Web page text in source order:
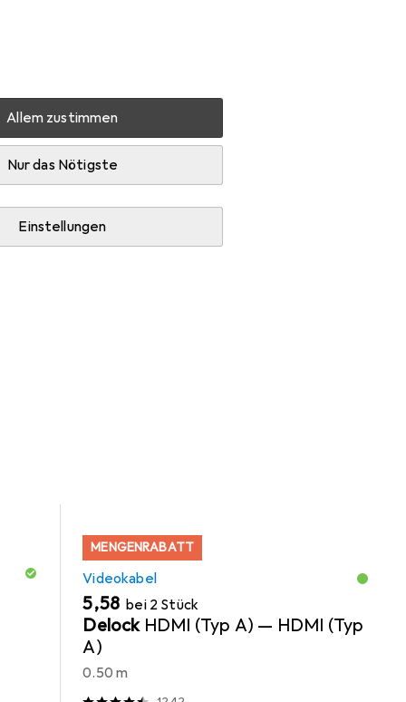
Allem zustimmen
Nur das Nötigste
Einstellungen
Elmo MA-1 Visualizer
MENGENRABATT
Videokabel
EUR
5,58 bei 2 Stück
Delock HDMI (Typ A) — HDMI (Typ
A)
0.50 m